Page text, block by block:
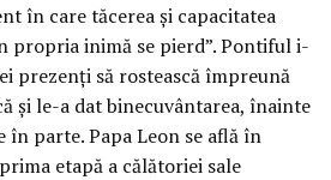
în care tăcerea și capacitatea
propria inimă se pierd”. Pontiful i-
prezenți să rostească împreună
și le-a dat binecuvântarea, înainte
în parte. Papa Leon se află în
etapă a călătoriei sale